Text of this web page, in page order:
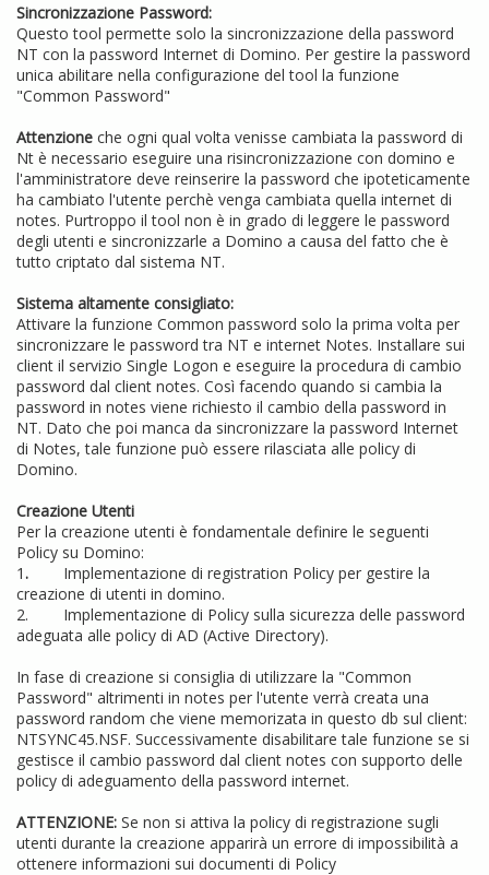
Sincronizzazione Password:
Questo tool permette solo la sincronizzazione della password
NT con la password Internet di Domino. Per gestire la password
unica abilitare nella configurazione del tool la funzione
"Common Password"
Attenzione che ogni qual volta venisse cambiata la password di
Nt è necessario eseguire una risincronizzazione con domino e
l'amministratore deve reinserire la password che ipoteticamente
ha cambiato l'utente perchè venga cambiata quella internet di
notes. Purtroppo il tool non è in grado di leggere le password
degli utenti e sincronizzarle a Domino a causa del fatto che è
tutto criptato dal sistema NT.
Sistema altamente consigliato:
Attivare la funzione Common password solo la prima volta per
sincronizzare le password tra NT e internet Notes. Installare sui
client il servizio Single Logon e eseguire la procedura di cambio
password dal client notes. Così facendo quando si cambia la
password in notes viene richiesto il cambio della password in
NT. Dato che poi manca da sincronizzare la password Internet
di Notes, tale funzione può essere rilasciata alle policy di
Domino.
Creazione Utenti
Per la creazione utenti è fondamentale definire le seguenti
Policy su Domino:
1. Implementazione di registration Policy per gestire la
creazione di utenti in domino.
2. Implementazione di Policy sulla sicurezza delle password
adeguata alle policy di AD (Active Directory).
In fase di creazione si consiglia di utilizzare la "Common
Password" altrimenti in notes per l'utente verrà creata una
password random che viene memorizata in questo db sul client:
NTSYNC45.NSF. Successivamente disabilitare tale funzione se si
gestisce il cambio password dal client notes con supporto delle
policy di adeguamento della password internet.
ATTENZIONE: Se non si attiva la policy di registrazione sugli
utenti durante la creazione apparirà un errore di impossibilità a
ottenere informazioni sui documenti di Policy